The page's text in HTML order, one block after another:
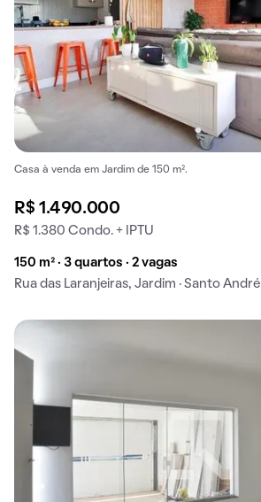
Casa à venda em Jardim de 150 m².
R$ 1.490.000
R$ 1.380 Condo. + IPTU
150 m² · 3 quartos · 2 vagas
Rua das Laranjeiras, Jardim · Santo André